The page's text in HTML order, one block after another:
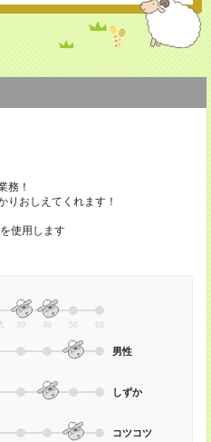
務！
りおしえてくれます！
を使用します
30 40 50 60
男性
しずか
コツコツ